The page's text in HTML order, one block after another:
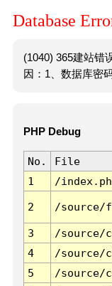
Database
(1040) 365建站错
因：1、数据库密
PHP Debug
No. File
1
/
2 /source/
3 /source/
4
/source/
5
/source/